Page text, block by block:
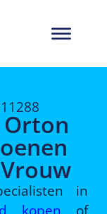
Orton
in
kopen of